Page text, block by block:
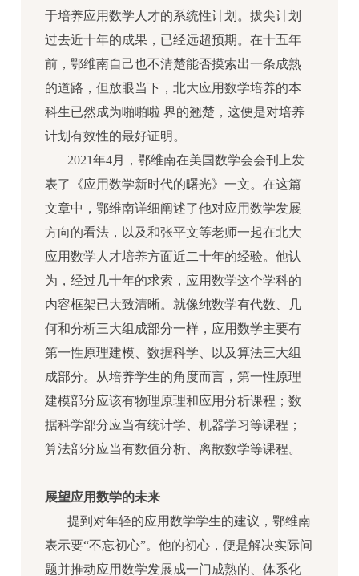
于培养应用数学人才的系统性计划。拔尖计划
过去近十年的成果，已经远超预期。在十五年
前，鄂维南自己也不清楚能否摸索出一条成熟
的道路，但放眼当下，北大应用数学培养的本
科生已然成为啪啪啦 界的翘楚，这便是对培养
计划有效性的最好证明。
2021年4月，鄂维南在美国数学会会刊上发
表了《应用数学新时代的曙光》一文。在这篇
文章中，鄂维南详细阐述了他对应用数学发展
方向的看法，以及和张平文等老师一起在北大
应用数学人才培养方面近二十年的经验。他认
为，经过几十年的求索，应用数学这个学科的
内容框架已大致清晰。就像纯数学有代数、几
何和分析三大组成部分一样，应用数学主要有
第一性原理建模、数据科学、以及算法三大组
成部分。从培养学生的角度而言，第一性原理
建模部分应该有物理原理和应用分析课程；数
据科学部分应当有统计学、机器学习等课程；
算法部分应当有数值分析、离散数学等课程。
展望应用数学的未来
提到对年轻的应用数学学生的建议，鄂维南
表示要“不忘初心”。他的初心，便是解决实际问
题并推动应用数学发展成一门成熟的、体系化